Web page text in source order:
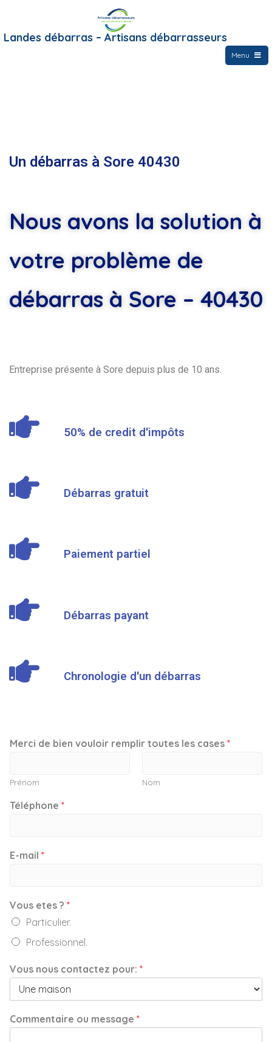
Landes débarras – Artisans débarrasseurs
Menu
Un débarras à Sore 40430
Nous avons la solution à
votre problème de
débarras à Sore – 40430
Entreprise présente à Sore depuis plus de 10 ans.
50% de credit d'impôts
Débarras gratuit
Paiement partiel
Débarras payant
Chronologie d'un débarras
Merci de bien vouloir remplir toutes les cases *
Prénom Nom
Téléphone *
E-mail *
Vous etes ? *
Particulier.
Professionnel.
Vous nous contactez pour: *
Commentaire ou message *